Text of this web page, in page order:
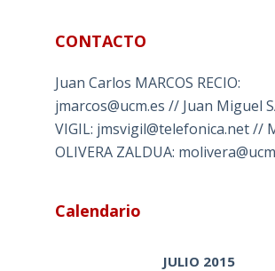
CONTACTO
Juan Carlos MARCOS RECIO:
jmarcos@ucm.es // Juan Miguel
VIGIL: jmsvigil@telefonica.net //
OLIVERA ZALDUA:
Calendario
JULIO 2015